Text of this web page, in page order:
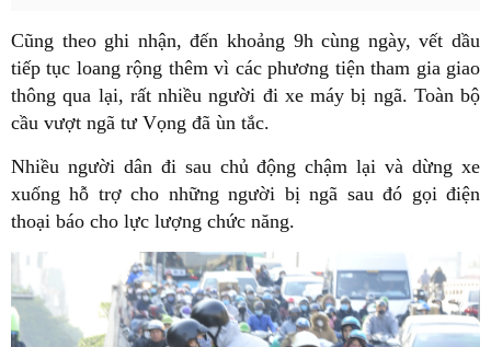
Cũng theo ghi nhận, đến khoảng 9h cùng ngày, vết dầu
tiếp tục loang rộng thêm vì các phương tiện tham gia giao
thông qua lại, rất nhiều người đi xe máy bị ngã. Toàn bộ
cầu vượt ngã tư Vọng đã ùn tắc.
Nhiều người dân đi sau chủ động chậm lại và dừng xe
xuống hỗ trợ cho những người bị ngã sau đó gọi điện
thoại báo cho lực lượng chức năng.